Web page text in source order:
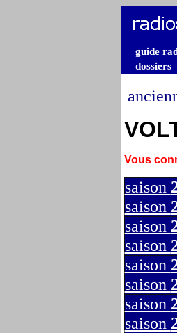
guide
dossiers
Vous
saison
saison
saison
saison
saison
saison
saison
saison